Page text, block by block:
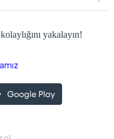
yakalayın!